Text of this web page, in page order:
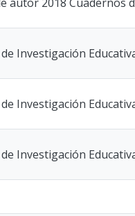
Investigación
Investigación
Investigación